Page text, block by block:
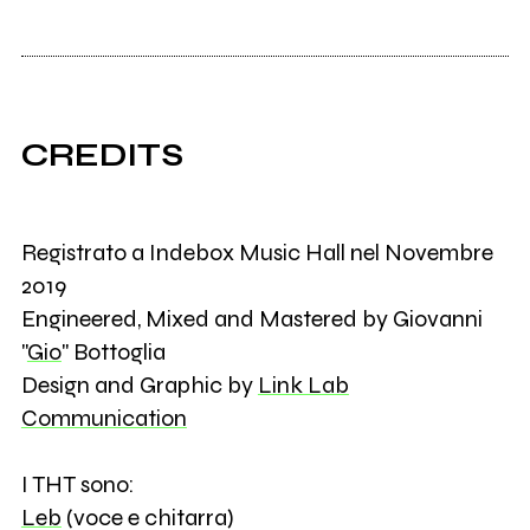
CREDITS
Registrato a Indebox Music Hall nel Novembre
2019
Engineered, Mixed and Mastered by Giovanni
"Gio" Bottoglia
Design and Graphic by Link Lab
Communication
I THT sono:
Leb (voce e chitarra)